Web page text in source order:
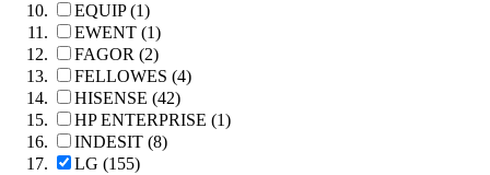
EQUIP (1)
EWENT (1)
FAGOR (2)
FELLOWES (4)
HISENSE (42)
HP ENTERPRISE (1)
INDESIT (8)
LG (155)